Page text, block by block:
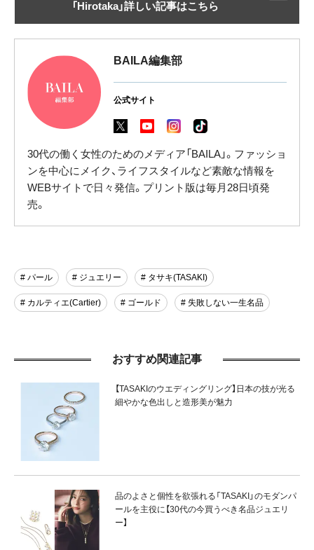
「Hirotaka」詳しい記事はこちら
BAILA編集部
公式サイト
30代の働く女性のためのメディア「BAILA」。ファッショ
ンを中心にメイク、ライフスタイルなど素敵な情報を
WEBサイトで日々発信。プリント版は毎月28日頃発
売。
# パール # ジュエリー # タサキ(TASAKI)
# カルティエ(Cartier) # ゴールド # 失敗しない一生名品
おすすめ関連記事
【TASAKIのウエディングリング】日本の技が光る
細やかな色出しと造形美が魅力
品のよさと個性を欲張れる「TASAKI」のモダンパ
ールを主役に【30代の今買うべき名品ジュエリ
ー】